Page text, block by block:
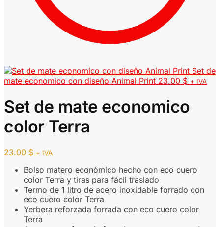
Set de
mate economico con diseño Animal Print 23.00 $ + IVA
Set de mate economico
color Terra
23.00 $ + IVA
Bolso matero económico hecho con eco cuero
color Terra y tiras para fácil traslado
Termo de 1 litro de acero inoxidable forrado con
eco cuero color Terra
Yerbera reforzada forrada con eco cuero color
Terra